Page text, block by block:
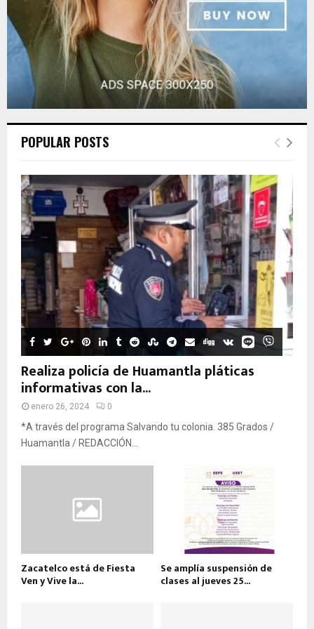
POPULAR POSTS
Realiza policía de Huamantla pláticas
informativas con la...
enero 26, 2024 0
*A través del programa Salvando tu colonia. 385 Grados /
Huamantla / REDACCIÓN...
Zacatelco está de Fiesta
Ven y Vive la...
Se amplía suspensión de
clases al jueves 25...